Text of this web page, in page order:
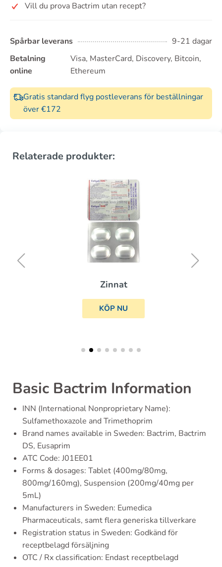
Vill du prova Bactrim utan recept?
Spårbar leverans
9-21 dagar
Betalning
online
Visa, MasterCard, Discovery, Bitcoin,
Ethereum
Gratis standard flyg postleverans för beställningar
över €172
Relaterade produkter:
Zinnat
KÖP NU
Basic Bactrim Information
INN (International Nonproprietary Name):
Sulfamethoxazole and Trimethoprim
Brand names available in Sweden: Bactrim, Bactrim
DS, Eusaprim
ATC Code: J01EE01
Forms & dosages: Tablet (400mg/80mg,
800mg/160mg), Suspension (200mg/40mg per
5mL)
Manufacturers in Sweden: Eumedica
Pharmaceuticals, samt flera generiska tillverkare
Registration status in Sweden: Godkänd för
receptbelagd försäljning
OTC / Rx classification: Endast receptbelagd